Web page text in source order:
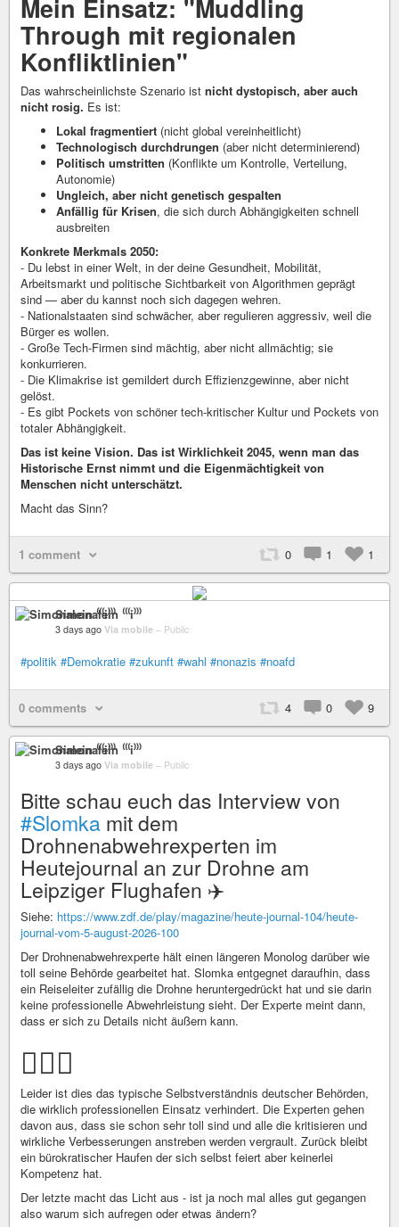
Mein Einsatz: "Muddling
Through mit regionalen
Konfliktlinien"
Das wahrscheinlichste Szenario ist nicht dystopisch, aber auch
nicht rosig. Es ist:
Lokal fragmentiert (nicht global vereinheitlicht)
Technologisch durchdrungen (aber nicht determinierend)
Politisch umstritten (Konflikte um Kontrolle, Verteilung,
Autonomie)
Ungleich, aber nicht genetisch gespalten
Anfällig für Krisen, die sich durch Abhängigkeiten schnell
ausbreiten
Konkrete Merkmals 2050:
- Du lebst in einer Welt, in der deine Gesundheit, Mobilität,
Arbeitsmarkt und politische Sichtbarkeit von Algorithmen geprägt
sind — aber du kannst noch sich dagegen wehren.
- Nationalstaaten sind schwächer, aber regulieren aggressiv, weil die
Bürger es wollen.
- Große Tech-Firmen sind mächtig, aber nicht allmächtig; sie
konkurrieren.
- Die Klimakrise ist gemildert durch Effizienzgewinne, aber nicht
gelöst.
- Es gibt Pockets von schöner tech-kritischer Kultur und Pockets von
totaler Abhängigkeit.
Das ist keine Vision. Das ist Wirklichkeit 2045, wenn man das
Historische Ernst nimmt und die Eigenmächtigkeit von
Menschen nicht unterschätzt.
Macht das Sinn?
1 comment 0 1 1
Simonalein ⁽⁽⁽i⁾⁾⁾
3 days ago Via mobile – Public
#politik #Demokratie #zukunft #wahl #nonazis #noafd
0 comments 4 0 9
Simonalein ⁽⁽⁽i⁾⁾⁾
3 days ago Via mobile – Public
Bitte schau euch das Interview von
#Slomka mit dem
Drohnenabwehrexperten im
Heutejournal an zur Drohne am
Leipziger Flughafen ✈️
Siehe: https://www.zdf.de/play/magazine/heute-journal-104/heute-
journal-vom-5-august-2026-100
Der Drohnenabwehrexperte hält einen längeren Monolog darüber wie
toll seine Behörde gearbeitet hat. Slomka entgegnet daraufhin, dass
ein Reiseleiter zufällig die Drohne heruntergedrückt hat und sie darin
keine professionelle Abwehrleistung sieht. Der Experte meint dann,
dass er sich zu Details nicht äußern kann.
🤦🏻‍♀️
Leider ist dies das typische Selbstverständnis deutscher Behörden,
die wirklich professionellen Einsatz verhindert. Die Experten gehen
davon aus, dass sie schon sehr toll sind und alle die kritisieren und
wirkliche Verbesserungen anstreben werden vergrault. Zurück bleibt
ein bürokratischer Haufen der sich selbst feiert aber keinerlei
Kompetenz hat.
Der letzte macht das Licht aus - ist ja noch mal alles gut gegangen
also warum sich aufregen oder etwas ändern?